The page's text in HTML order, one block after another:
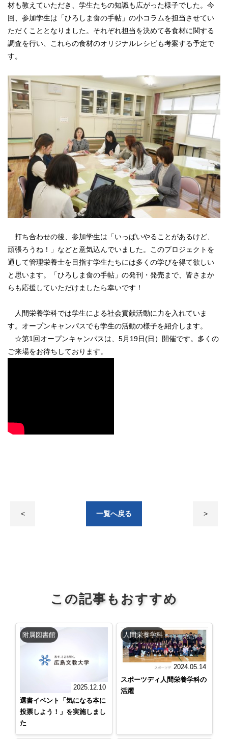
材も教えていただき、学生たちの知識も広がった様子でした。今
回、参加学生は「ひろしま食の手帖」の小コラムを担当させてい
ただくこととなりました。それぞれ担当を決めて各食材に関する
調査を行い、これらの食材のオリジナルレシピも考案する予定で
す。
打ち合わせの後、参加学生は 「いっぱいやることがあるけど、
頑張ろうね！」などと意気込んでいました。このプロジェクトを
通して管理栄養士を目指す学生たちには多くの学びを得て欲しい
と思います。「ひろしま食の手帖」の発刊・発売まで、皆さまか
らも応援していただけましたら幸いです！
人間栄養学科では学生による社会貢献活動に力を入れていま
す。オープンキャンパスでも学生の活動の様子を紹介します。
☆第1回オープンキャンパスは、5月19日(日）開催です。多くの
ご来場をお待ちしております。
< 一覧へ戻る >
この記事もおすすめ
附属図書館
2025.12.10
選書イベント「気になる本に
投票しよう！」を実施しまし
た
人間栄養学科
2024.05.14
スポーツディ人間栄養学科の
活躍